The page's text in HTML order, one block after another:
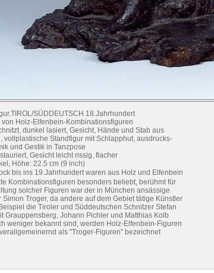
SÜDDEUTSCH 18.Jahrhundert
von Holz-Elfenbein-Kombinationsfiguren
dunkel lasiert, Gesicht, Hände und Stab aus
vollplastische Standfigur mit Schlapphut, ausdrucks-
und Gestik in Tanzpose
Gesicht leicht rissig, flacher
Höhe: 22.5 cm (9 inch)
bis ins 19.Jahrhundert waren aus Holz und Elfenbein
Kombinationsfiguren besonders beliebt, berühmt für
solcher Figuren war der in München ansässige
Simon Troger, da andere auf dem Gebiet tätige Künstler
die Tiroler und Süddeutschen Schnitzer Stefan
Grauppensberg, Johann Pichler und Matthias Kolb
weniger bekannt sind, werden Holz-Elfenbein-Figuren
als "Troger-Figuren" bezeichnet